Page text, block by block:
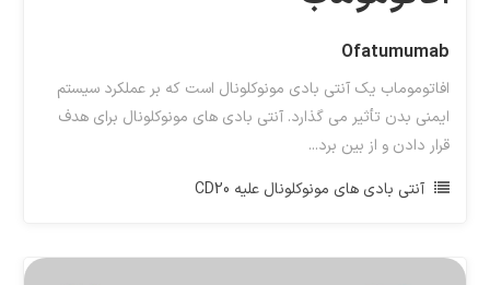
Ofatumumab
افاتوموماب یک آنتی بادی مونوکلونال است که بر عملکرد سیستم
ایمنی بدن تأثیر می گذارد. آنتی بادی های مونوکلونال برای هدف
قرار دادن و از بین برد...
آنتی بادی های مونوکلونال علیه CD20